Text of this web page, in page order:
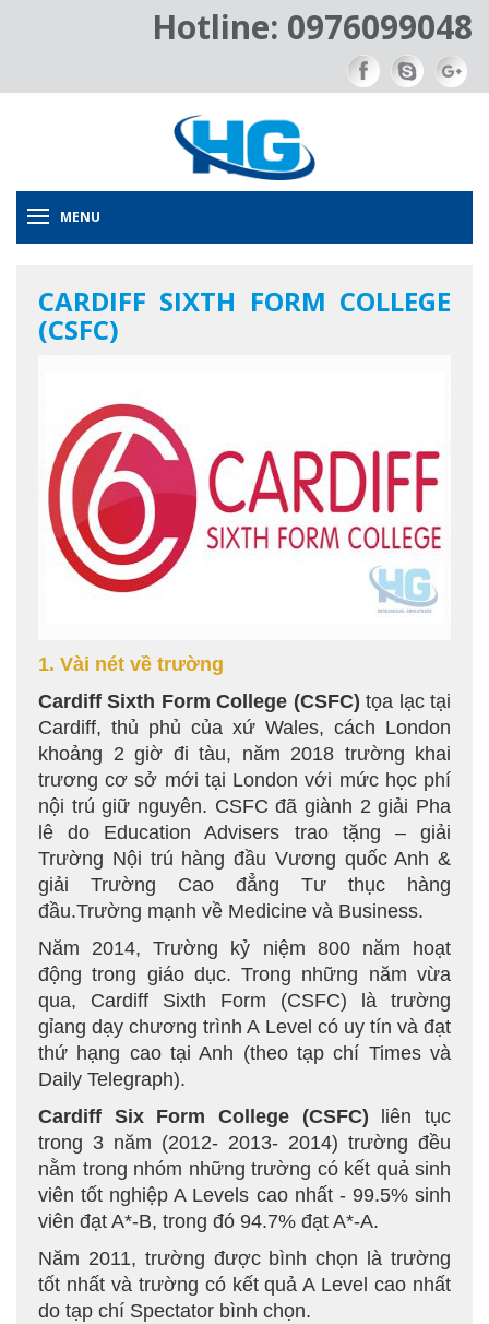
Hotline: 0976099048
MENU
CARDIFF SIXTH FORM COLLEGE
(CSFC)
1. Vài nét về trường
Cardiff Sixth Form College (CSFC) tọa lạc tại
Cardiff, thủ phủ của xứ Wales, cách London
khoảng 2 giờ đi tàu, năm 2018 trường khai
trương cơ sở mới tại London với mức học phí
nội trú giữ nguyên. CSFC đã giành 2 giải Pha
lê do Education Advisers trao tặng – giải
Trường Nội trú hàng đầu Vương quốc Anh &
giải Trường Cao đẳng Tư thục hàng
đầu.Trường mạnh về Medicine và Business.
Năm 2014, Trường kỷ niệm 800 năm hoạt
động trong giáo dục. Trong những năm vừa
qua, Cardiff Sixth Form (CSFC) là trường
gỉang dạy chương trình A Level có uy tín và đạt
thứ hạng cao tại Anh (theo tạp chí Times và
Daily Telegraph).
Cardiff Six Form College (CSFC) liên tục
trong 3 năm (2012- 2013- 2014) trường đều
nằm trong nhóm những trường có kết quả sinh
viên tốt nghiệp A Levels cao nhất - 99.5% sinh
viên đạt A*-B, trong đó 94.7% đạt A*-A.
Năm 2011, trường được bình chọn là trường
tốt nhất và trường có kết quả A Level cao nhất
do tạp chí Spectator bình chọn.